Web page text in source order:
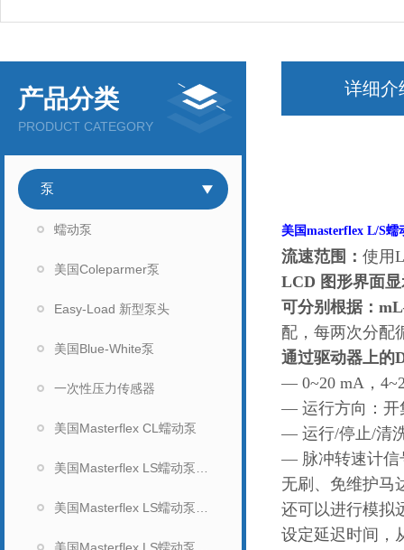
产品分类
PRODUCT CATEGORY
泵
蠕动泵
美国Coleparmer泵
Easy-Load 新型泵头
美国Blue-White泵
一次性压力传感器
美国Masterflex CL蠕动泵
详细介
美国masterflex L/S蠕
流速范围： 使用
LCD 图形界面
可分别根据：
配，每两次分配
通过驱动器上的
— 0~20 mA，
— 运行方向：开
— 运行/停止/清
— 脉冲转速计信
无刷、免维护马
还可以进行模拟
设定延迟时间，